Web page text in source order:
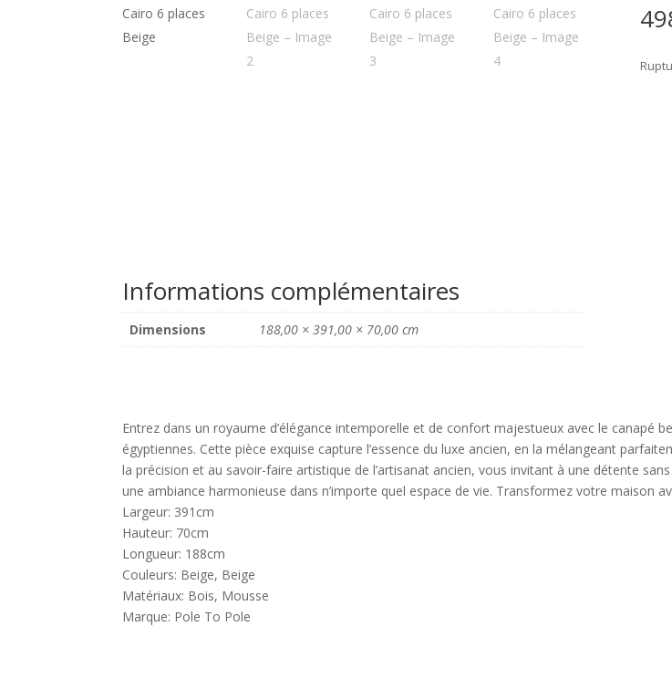
Informations complémentaires
Dimensions 188,00 × 391,00 × 70,00 cm
Entrez dans un royaume d’élégance intemporelle et de confort majestueux avec le canapé
égyptiennes. Cette pièce exquise capture l’essence du luxe ancien, en la mélangeant
la précision et au savoir-faire artistique de l’artisanat ancien, vous invitant à une détente
une ambiance harmonieuse dans n’importe quel espace de vie. Transformez votre maison
Largeur: 391cm
Hauteur: 70cm
Longueur: 188cm
Couleurs: Beige, Beige
Matériaux: Bois, Mousse
Marque: Pole To Pole